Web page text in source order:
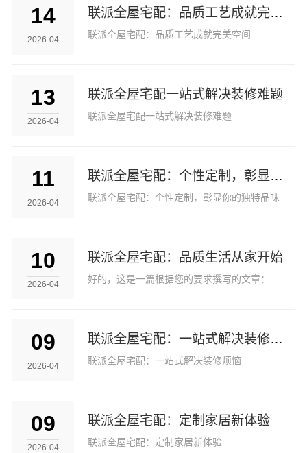
14
2026-04
联派全屋宅配：品质工艺成就完美空间
联派全屋宅配：品质工艺成就完美空间
13
2026-04
联派全屋宅配一站式解决装修难题
联派全屋宅配一站式解决装修难题
11
2026-04
联派全屋宅配：个性定制，彰显你的独特品味
联派全屋宅配：个性定制，彰显你的独特品味
10
2026-04
联派全屋宅配：品质生活从家开始
好的，这是一篇根据您的要求撰写的文章：
09
2026-04
联派全屋宅配：一站式解决装修烦恼
联派全屋宅配：一站式解决装修烦恼
09
2026-04
联派全屋宅配：定制家居新体验
联派全屋宅配：定制家居新体验